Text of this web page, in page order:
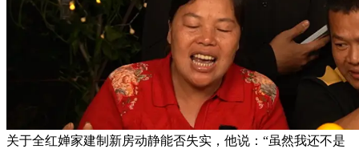
关于全红婵家建制新房动静能否失实，他说：“虽然我还不是